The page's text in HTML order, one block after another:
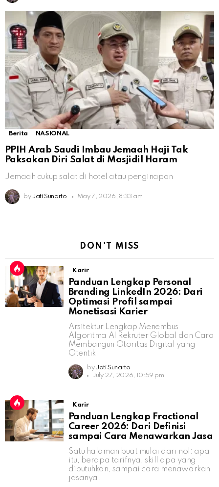
Berita NASIONAL
PPIH Arab Saudi Imbau Jemaah Haji Tak
Paksakan Diri Salat di Masjidil Haram
Jemaah cukup salat di hotel atau penginapan
by Jati Sunarto May 7, 2026, 8:33 am
DON'T MISS
Karir
Panduan Lengkap Personal
Branding LinkedIn 2026: Dari
Optimasi Profil sampai
Monetisasi Karier
Arsitektur Lengkap Menembus
Algoritma AI Rekruter Global dan Cara
Membangun Otoritas Digital yang
Otentik
by Jati Sunarto
July 27, 2026, 10:59 pm
Karir
Panduan Lengkap Fractional
Career 2026: Dari Definisi
sampai Cara Menawarkan Jasa
Satu halaman buat mulai dari nol: apa
itu, berapa tarifnya, skill apa yang
dibutuhkan, sampai cara menawarkan
jasanya.